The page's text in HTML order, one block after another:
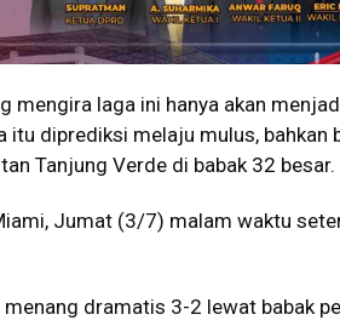
mengira laga ini hanya akan
diprediksi melaju mulus, bahkan
Tanjung Verde di babak 32 besar.
Jumat (3/7) malam waktu
dramatis 3-2 lewat babak